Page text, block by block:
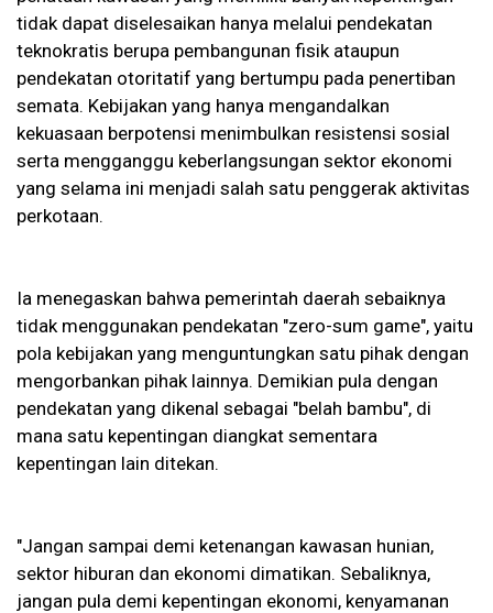
tidak dapat diselesaikan hanya melalui pendekatan
teknokratis berupa pembangunan fisik ataupun
pendekatan otoritatif yang bertumpu pada penertiban
semata. Kebijakan yang hanya mengandalkan
kekuasaan berpotensi menimbulkan resistensi sosial
serta mengganggu keberlangsungan sektor ekonomi
yang selama ini menjadi salah satu penggerak aktivitas
perkotaan.
Ia menegaskan bahwa pemerintah daerah sebaiknya
tidak menggunakan pendekatan "zero-sum game", yaitu
pola kebijakan yang menguntungkan satu pihak dengan
mengorbankan pihak lainnya. Demikian pula dengan
pendekatan yang dikenal sebagai "belah bambu", di
mana satu kepentingan diangkat sementara
kepentingan lain ditekan.
"Jangan sampai demi ketenangan kawasan hunian,
sektor hiburan dan ekonomi dimatikan. Sebaliknya,
jangan pula demi kepentingan ekonomi, kenyamanan